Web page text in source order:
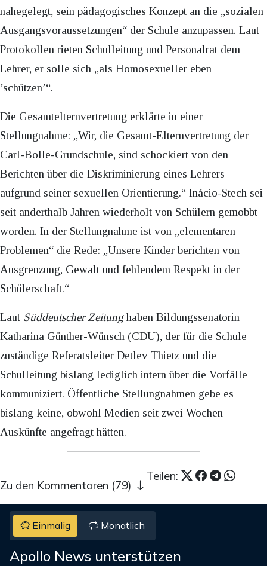
nahegelegt, sein pädagogisches Konzept an die „sozialen
Ausgangsvoraussetzungen“ der Schule anzupassen. Laut
Protokollen rieten Schulleitung und Personalrat dem
Lehrer, er solle sich „als Homosexueller eben
’schützen’“.
Die Gesamtelternvertretung erklärte in einer
Stellungnahme: „Wir, die Gesamt-Elternvertretung der
Carl-Bolle-Grundschule, sind schockiert von den
Berichten über die Diskriminierung eines Lehrers
aufgrund seiner sexuellen Orientierung.“ Inácio-Stech sei
seit anderthalb Jahren wiederholt von Schülern gemobbt
worden. In der Stellungnahme ist von „elementaren
Problemen“ die Rede: „Unsere Kinder berichten von
Ausgrenzung, Gewalt und fehlendem Respekt in der
Schülerschaft.“
Laut Süddeutscher Zeitunghaben Bildungssenatorin
Katharina Günther-Wünsch (CDU), der für die Schule
zuständige Referatsleiter Detlev Thietz und die
Schulleitung bislang lediglich intern über die Vorfälle
kommuniziert. Öffentliche Stellungnahmen gebe es
bislang keine, obwohl Medien seit zwei Wochen
Auskünfte angefragt hätten.
Teilen:
Zu den Kommentaren (79)
Einmalig Monatlich
Apollo News unterstützen